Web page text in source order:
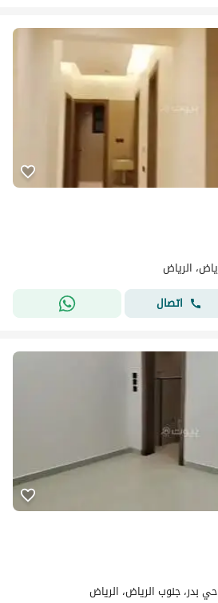
الرياض
اتصال
بدر، جنوب الرياض، الرياض